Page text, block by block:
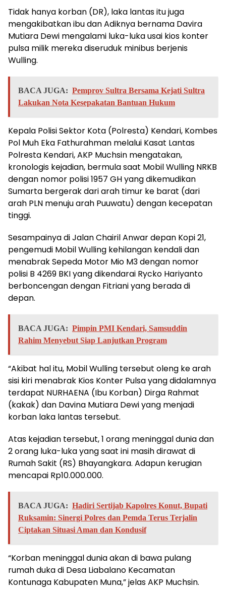
Tidak hanya korban (DR), laka lantas itu juga
mengakibatkan ibu dan Adiknya bernama Davira
Mutiara Dewi mengalami luka-luka usai kios konter
pulsa milik mereka diseruduk minibus berjenis
Wulling.
BACA JUGA: Pemprov Sultra Bersama Kejati Sultra
Lakukan Nota Kesepakatan Bantuan Hukum
Kepala Polisi Sektor Kota (Polresta) Kendari, Kombes
Pol Muh Eka Fathurahman melalui Kasat Lantas
Polresta Kendari, AKP Muchsin mengatakan,
kronologis kejadian, bermula saat Mobil Wulling NRKB
dengan nomor polisi 1957 GH yang dikemudikan
Sumarta bergerak dari arah timur ke barat (dari
arah PLN menuju arah Puuwatu) dengan kecepatan
tinggi.
Sesampainya di Jalan Chairil Anwar depan Kopi 21,
pengemudi Mobil Wulling kehilangan kendali dan
menabrak Sepeda Motor Mio M3 dengan nomor
polisi B 4269 BKI yang dikendarai Rycko Hariyanto
berboncengan dengan Fitriani yang berada di
depan.
BACA JUGA: Pimpin PMI Kendari, Samsuddin
Rahim Menyebut Siap Lanjutkan Program
“Akibat hal itu, Mobil Wulling tersebut oleng ke arah
sisi kiri menabrak Kios Konter Pulsa yang didalamnya
terdapat NURHAENA (Ibu Korban) Dirga Rahmat
(kakak) dan Davina Mutiara Dewi yang menjadi
korban laka lantas tersebut.
Atas kejadian tersebut, 1 orang meninggal dunia dan
2 orang luka-luka yang saat ini masih dirawat di
Rumah Sakit (RS) Bhayangkara. Adapun kerugian
mencapai Rp10.000.000.
BACA JUGA: Hadiri Sertijab Kapolres Konut, Bupati
Ruksamin: Sinergi Polres dan Pemda Terus Terjalin
Ciptakan Situasi Aman dan Kondusif
“Korban meninggal dunia akan di bawa pulang
rumah duka di Desa Liabalano Kecamatan
Kontunaga Kabupaten Muna,” jelas AKP Muchsin.